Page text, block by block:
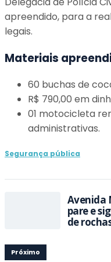
apreendido, para a
legais.
Materiais
60 buchas de
R$ 790,00 em
01 motocicleta
administrativas.
Segurança pública
Avenida
pare e
de
Próximo